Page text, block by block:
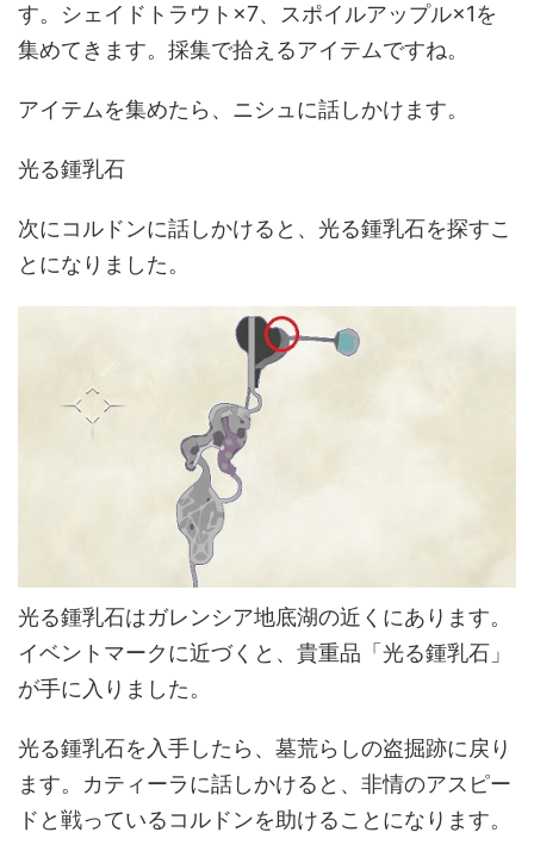
す。シェイドトラウト×7、スポイルアップル×1を
集めてきます。採集で拾えるアイテムですね。
アイテムを集めたら、ニシュに話しかけます。
光る鍾乳石
次にコルドンに話しかけると、光る鍾乳石を探すこ
とになりました。
光る鍾乳石はガレンシア地底湖の近くにあります。
イベントマークに近づくと、貴重品「光る鍾乳石」
が手に入りました。
光る鍾乳石を入手したら、墓荒らしの盗掘跡に戻り
ます。カティーラに話しかけると、非情のアスピー
ドと戦っているコルドンを助けることになります。